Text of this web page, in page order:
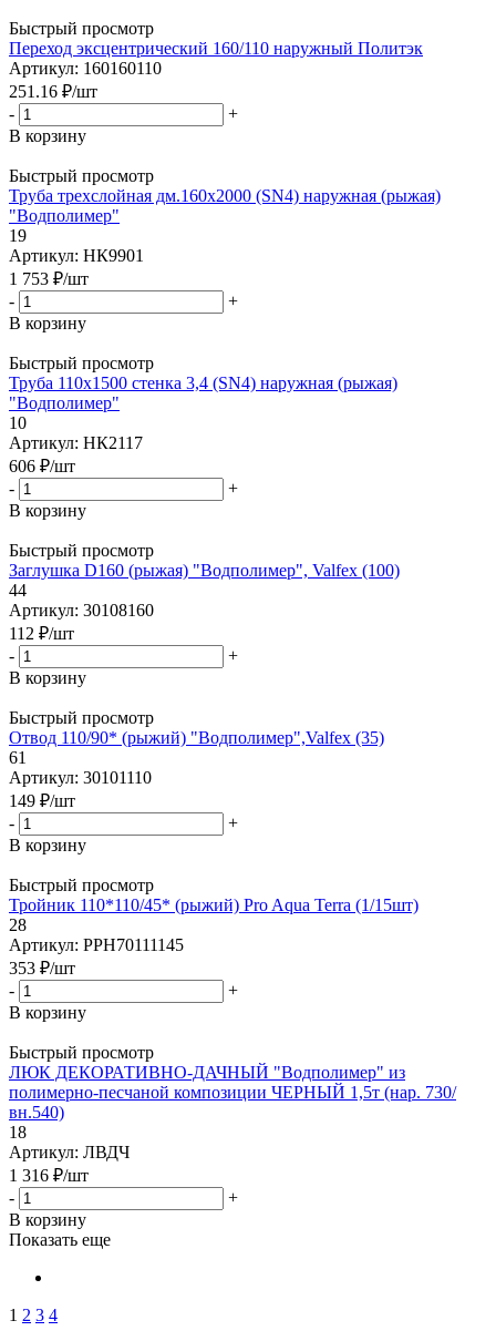
Быстрый просмотр
Переход эксцентрический 160/110 наружный Политэк
Артикул: 160160110
251.16 ₽/шт
-
+
В корзину
Быстрый просмотр
Труба трехслойная дм.160х2000 (SN4) наружная (рыжая)
"Водполимер"
19
Артикул: НК9901
1 753 ₽/шт
-
+
В корзину
Быстрый просмотр
Труба 110х1500 стенка 3,4 (SN4) наружная (рыжая)
"Водполимер"
10
Артикул: НК2117
606 ₽/шт
-
+
В корзину
Быстрый просмотр
Заглушка D160 (рыжая) "Водполимер", Valfex (100)
44
Артикул: 30108160
112 ₽/шт
-
+
В корзину
Быстрый просмотр
Отвод 110/90* (рыжий) "Водполимер",Valfex (35)
61
Артикул: 30101110
149 ₽/шт
-
+
В корзину
Быстрый просмотр
Тройник 110*110/45* (рыжий) Pro Aqua Terra (1/15шт)
28
Артикул: PPH70111145
353 ₽/шт
-
+
В корзину
Быстрый просмотр
ЛЮК ДЕКОРАТИВНО-ДАЧНЫЙ "Водполимер" из
полимерно-песчаной композиции ЧЕРНЫЙ 1,5т (нар. 730/
вн.540)
18
Артикул: ЛВДЧ
1 316 ₽/шт
-
+
В корзину
Показать еще
1 2 3 4